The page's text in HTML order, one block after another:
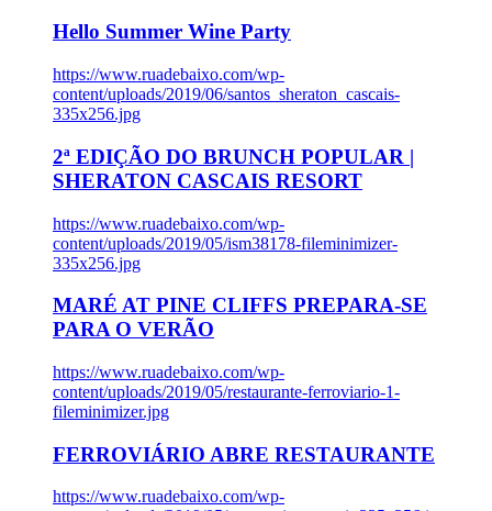
Hello Summer Wine Party
https://www.ruadebaixo.com/wp-
content/uploads/2019/06/santos_sheraton_cascais-
335x256.jpg
2ª EDIÇÃO DO BRUNCH POPULAR |
SHERATON CASCAIS RESORT
https://www.ruadebaixo.com/wp-
content/uploads/2019/05/ism38178-fileminimizer-
335x256.jpg
MARÉ AT PINE CLIFFS PREPARA-SE
PARA O VERÃO
https://www.ruadebaixo.com/wp-
content/uploads/2019/05/restaurante-ferroviario-1-
fileminimizer.jpg
FERROVIÁRIO ABRE RESTAURANTE
https://www.ruadebaixo.com/wp-